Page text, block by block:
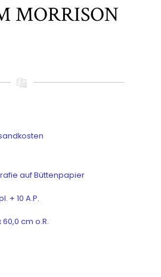
MORRISON
auf Büttenpapier
+ 10 A.P.
60,0 cm o.R.